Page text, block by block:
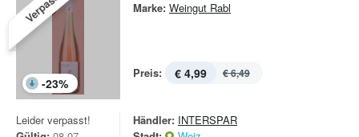
-23%
Marke: Weingut Rabl
Preis: € 4,99 € 6,49
Leider verpasst!
Händler: INTERSPAR